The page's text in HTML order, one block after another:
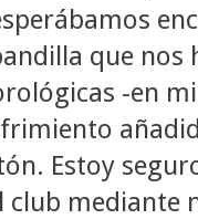
que
-en
Estoy
mediante